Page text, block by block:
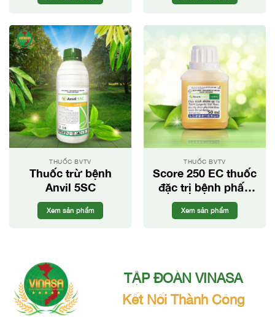
THUỐC BVTV
Thuốc trừ bệnh
Anvil 5SC
Xem sản phẩm
THUỐC BVTV
Score 250 EC thuốc
đặc trị bệnh phấn
trắng, mốc sương
cho cây trồng.
Xem sản phẩm
TẬP ĐOÀN VINASA
Kết Nối Thành Công